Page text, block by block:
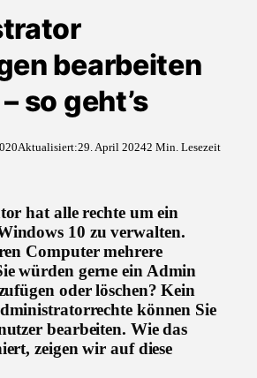
bearbeiten
so geht’s
Aktualisiert:29. April 20242 Min. Lesezeit
hat alle rechte um ein
10 zu verwalten.
Computer mehrere
würden gerne ein Admin
oder löschen? Kein
können Sie
bearbeiten. Wie das
zeigen wir auf diese